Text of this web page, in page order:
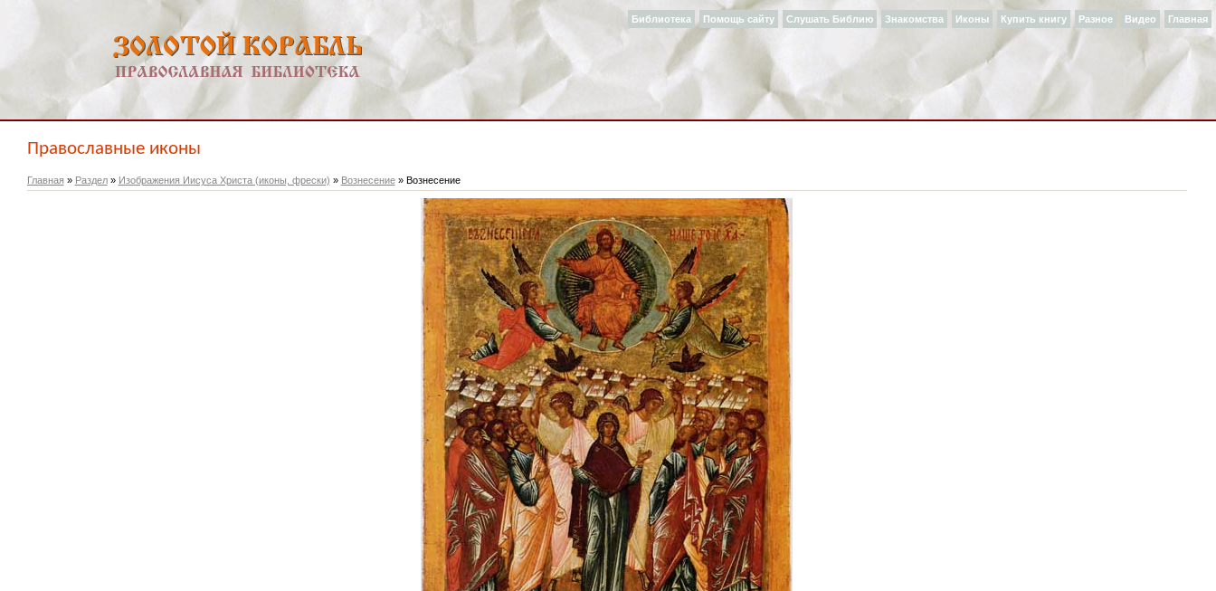
Главная
Видео
Разное
Купить книгу
Иконы
Знакомства
Слушать Библию
Помощь сайту
Библиотека
Православные иконы
Главная » Раздел» Изображения Иисуса Христа (иконы, фрески) » Вознесение» Вознесение